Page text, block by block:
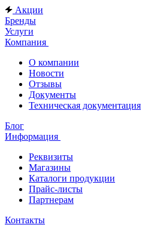
Акции
Бренды
Услуги
Компания
О компании
Новости
Отзывы
Документы
Техническая документация
Блог
Информация
Реквизиты
Магазины
Каталоги продукции
Прайс-листы
Партнерам
Контакты